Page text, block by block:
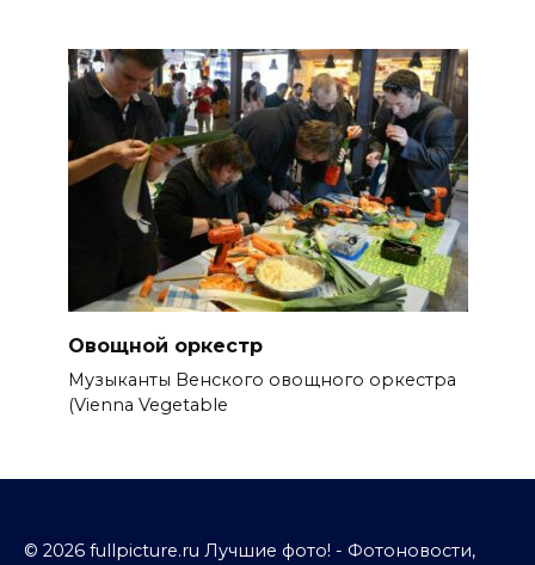
Овощной оркестр
Музыканты Венского овощного оркестра
(Vienna Vegetable
© 2026 fullpicture.ru Лучшие фото! - Фотоновости,